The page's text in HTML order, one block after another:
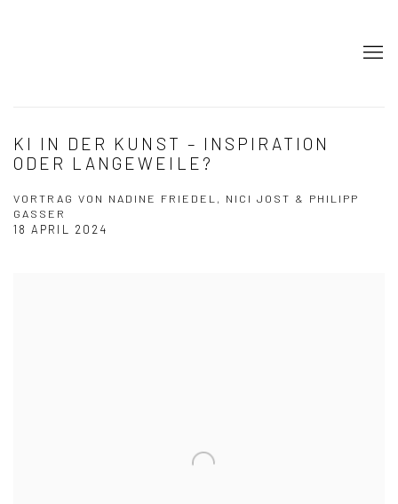
KI IN DER KUNST – INSPIRATION
ODER LANGEWEILE?
VORTRAG VON NADINE FRIEDEL, NICI JOST & PHILIPP
GASSER
18 APRIL 2024